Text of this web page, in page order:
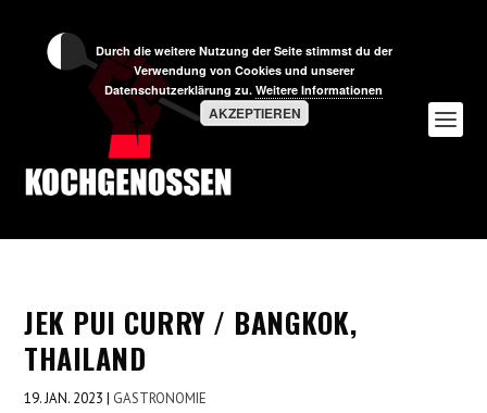
JEK PUI CURRY / BANGKOK,
THAILAND
19. JAN. 2023 | GASTRONOMIE
Durch die weitere Nutzung der Seite stimmst du der
Verwendung von Cookies und unserer
Datenschutzerklärung zu. Weitere Informationen
AKZEPTIEREN